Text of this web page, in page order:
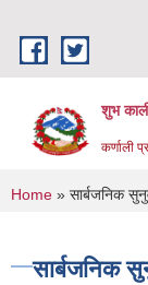
शुभ
कर्णाली
You are
Home » सार्बजनिक
सार्बजनिक